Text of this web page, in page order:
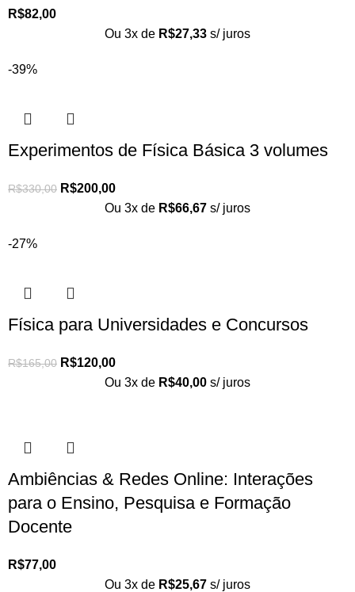
R$82,00
Ou 3x de R$27,33 s/ juros
-39%
Experimentos de Física Básica 3 volumes
R$330,00 R$200,00
Ou 3x de R$66,67 s/ juros
-27%
Física para Universidades e Concursos
R$165,00 R$120,00
Ou 3x de R$40,00 s/ juros
Ambiências & Redes Online: Interações
para o Ensino, Pesquisa e Formação
Docente
R$77,00
Ou 3x de R$25,67 s/ juros